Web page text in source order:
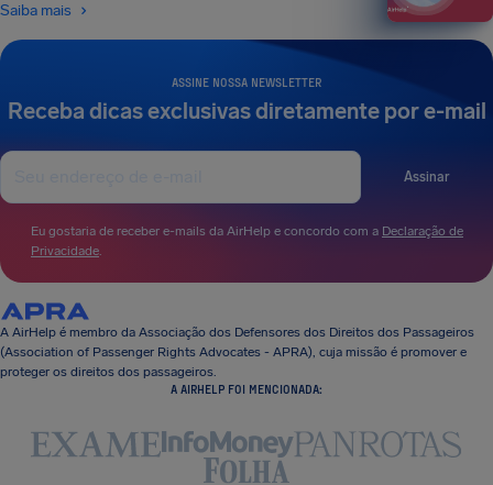
ASSINE NOSSA NEWSLETTER
Receba dicas exclusivas diretamente por e-mail
Assinar
Eu gostaria de receber e-mails da AirHelp e concordo com a Declaração de
Privacidade.
Saiba mais
A AirHelp é membro da Associação dos Defensores dos Direitos dos Passageiros
(Association of Passenger Rights Advocates - APRA), cuja missão é promover e
proteger os direitos dos passageiros.
A AIRHELP FOI MENCIONADA: